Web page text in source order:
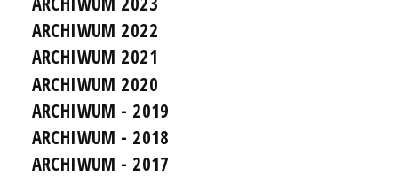
ARCHIWUM 2022
ARCHIWUM 2021
ARCHIWUM 2020
ARCHIWUM - 2019
ARCHIWUM - 2018
ARCHIWUM - 2017